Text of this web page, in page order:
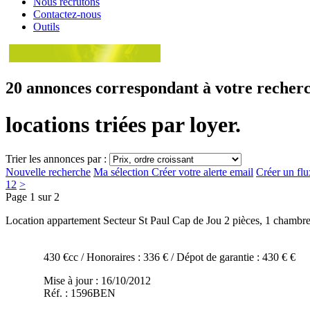
Contactez-nous
Outils
20 annonces correspondant à votre
locations triées par loyer.
Trier les annonces par :
Nouvelle recherche Ma sélection Créer votre alerte email Créer un
1 2 >
Page 1 sur 2
Location appartement Secteur St Paul Cap de Jou 2 pièces, 1 chambre
430 €cc / Honoraires : 336 € / Dépot de garantie : 430 € €
Mise à jour : 16/10/2012
Réf. : 1596BEN